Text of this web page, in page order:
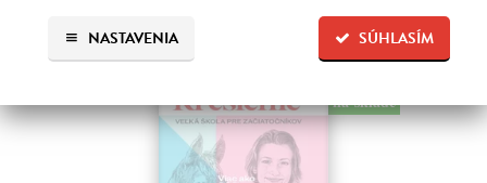
SÚHLASÍM
NASTAVENIA
na sklade